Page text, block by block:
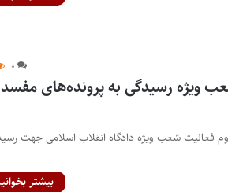
۰
ویژه رسیدگی به پرونده‌های
فعالیت شعب ویژه دادگاه انقلاب اسلامی جهت
بیشتر